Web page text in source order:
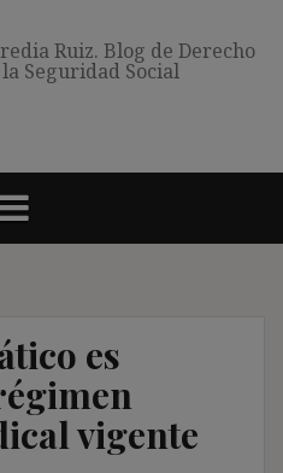
Ruiz. Blog de Derecho
Seguridad Social
es
vigente